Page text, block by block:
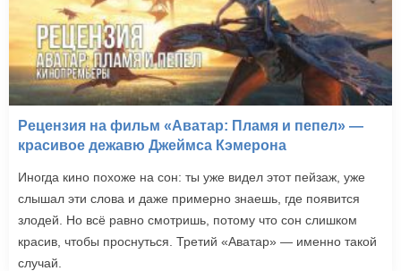
Рецензия на фильм «Аватар: Пламя и пепел» —
красивое дежавю Джеймса Кэмерона
Иногда кино похоже на сон: ты уже видел этот пейзаж, уже
слышал эти слова и даже примерно знаешь, где появится
злодей. Но всё равно смотришь, потому что сон слишком
красив, чтобы проснуться. Третий «Аватар» — именно такой
случай.